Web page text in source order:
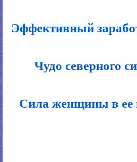
Эффективный
Чудо северного
Сила женщины в ее